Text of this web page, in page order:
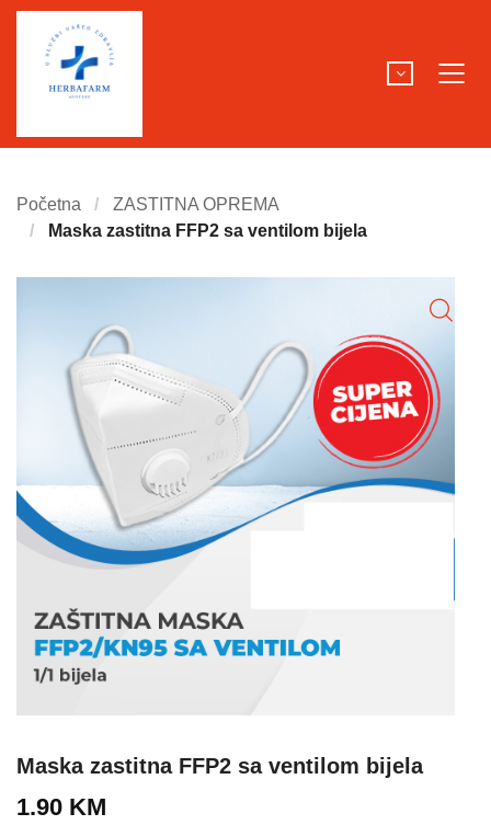
Početna
ZASTITNA OPREMA
Maska zastitna FFP2 sa ventilom bijela
Maska zastitna FFP2 sa ventilom bijela
1.90 KM